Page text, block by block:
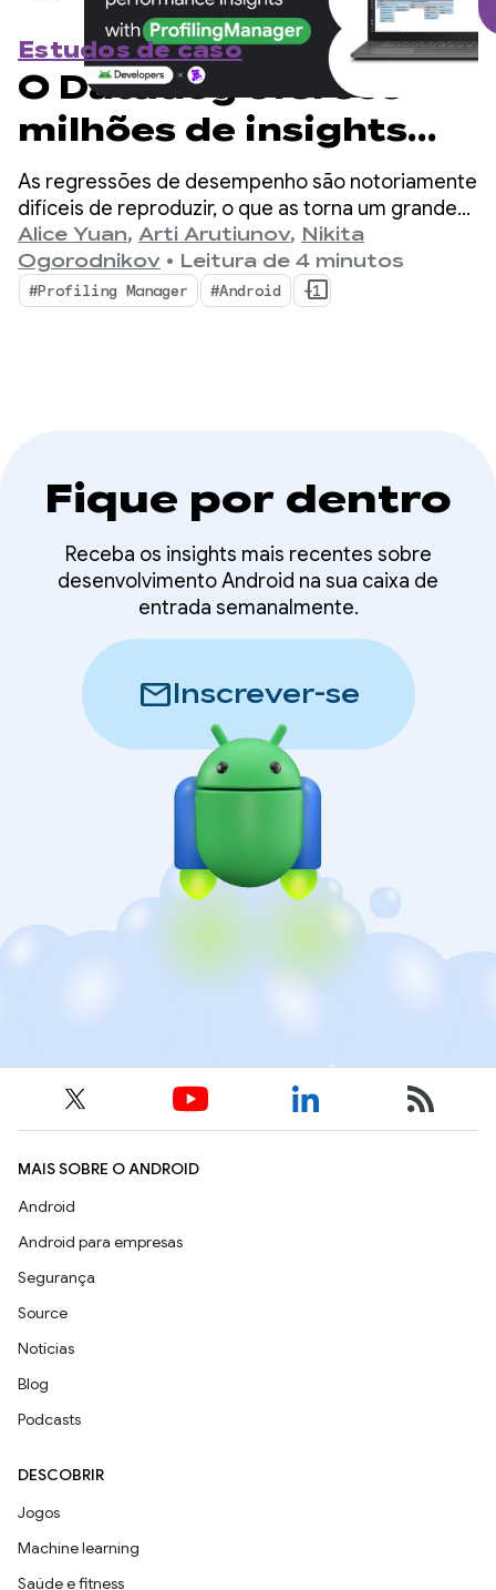
Estudos de caso
O Datadog oferece
milhões de insights
detalhados de
performance com o
ProfilingManager
As regressões de desempenho são notoriamente
difíceis de reproduzir, o que as torna um grande
gargalo para desenvolvedores de dispositivos
móveis.
Alice Yuan, Arti Arutiunov, Nikita
Ogorodnikov • Leitura de 4 minutos
#Profiling Manager #Android +1
Fique por dentro
Receba os insights mais recentes sobre
desenvolvimento Android na sua caixa de
entrada semanalmente.
mailInscrever-se
MAIS SOBRE O ANDROID
Android
Android para empresas
Segurança
Source
Notícias
Blog
Podcasts
DESCOBRIR
Jogos
Machine learning
Saúde e fitness